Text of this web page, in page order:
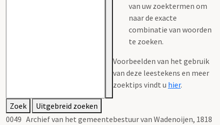
van uw zoektermen om
naar de exacte
combinatie van woorden
te zoeken.
Voorbeelden van het gebruik
van deze leestekens en meer
zoektips vindt u hier.
Zoek
Uitgebreid zoeken
0049 Archief van het gemeentebestuur van Wadenoijen, 1818